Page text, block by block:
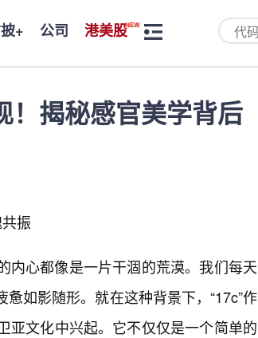
+ 公司 港美股
！揭秘感官美学背后
振
内心都像是一片干涸的荒漠。我们每天
如影随形。就在这种背景下，“17c”作
亚文化中兴起。它不仅仅是一个简单的